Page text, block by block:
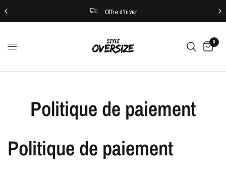
Offre d'hiver
0
Politique de paiement
Politique de paiement